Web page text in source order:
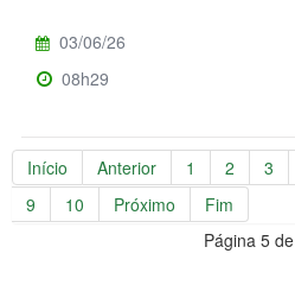
03/06/26
08h29
Início Anterior 1 2 3
9
10 Próximo
Fim
Página 5